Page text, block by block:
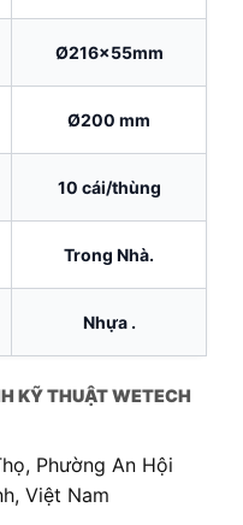
Ø216x55mm
Ø200 mm
10 cái/thùng
Trong Nhà.
Nhựa .
KỸ THUẬT WETECH
Phường An Hội
Việt Nam